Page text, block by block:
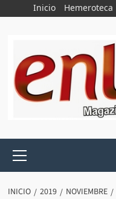
Inicio Hemeroteca
principal
INICIO 2019 NOVIEMBRE